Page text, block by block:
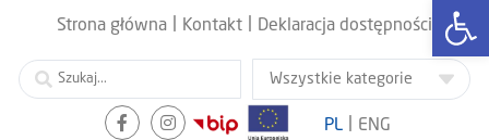
Strona główna Kontakt Deklaracja dostępności
PL ENG